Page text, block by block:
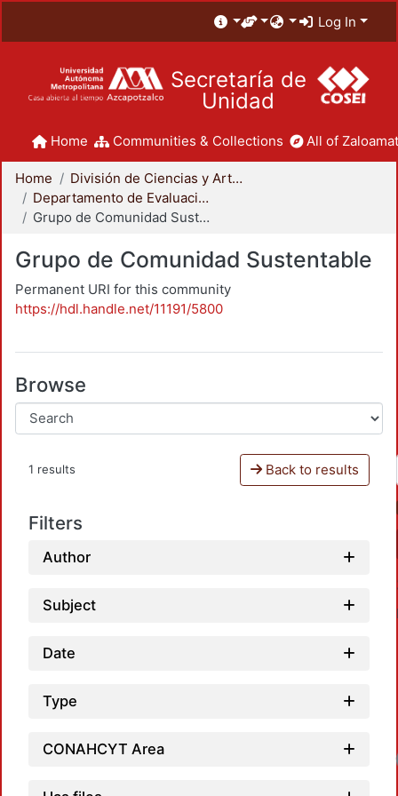
Log In
Secretaría de
Unidad
Home Communities & Collections All of
Home
División de Ciencias y Artes para el Diseño
Departamento de Evaluación del Diseño en el Tiempo
Grupo de Comunidad Sustentable
Grupo de Comunidad Sustentable
Permanent URI for this community
https://hdl.handle.net/11191/5800
Browse
1 results Back to results
Filters
Author
Subject
Date
Type
CONAHCYT Area